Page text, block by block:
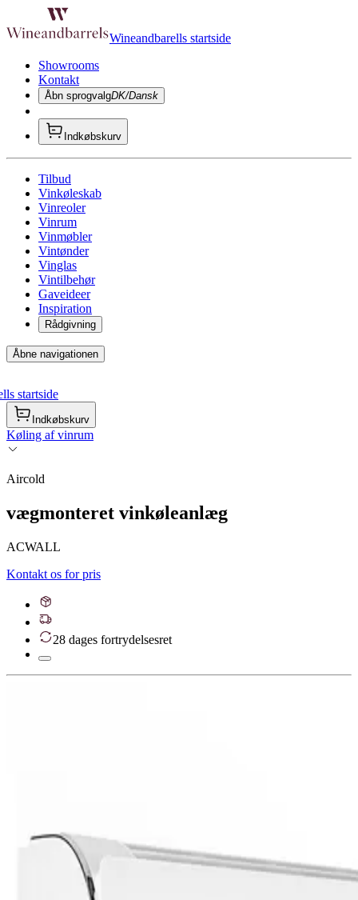
Wineandbarells startside
Showrooms
Kontakt
Åbn sprogvalgDK/Dansk
Indkøbskurv
Tilbud
Vinkøleskab
Vinreoler
Vinrum
Vinmøbler
Vintønder
Vinglas
Vintilbehør
Gaveideer
Inspiration
Rådgivning
Åbne navigationen
startside
Indkøbskurv
Køling af vinrum
Aircold
vægmonteret vinkøleanlæg
ACWALL
Kontakt os for pris
28 dages fortrydelsesret